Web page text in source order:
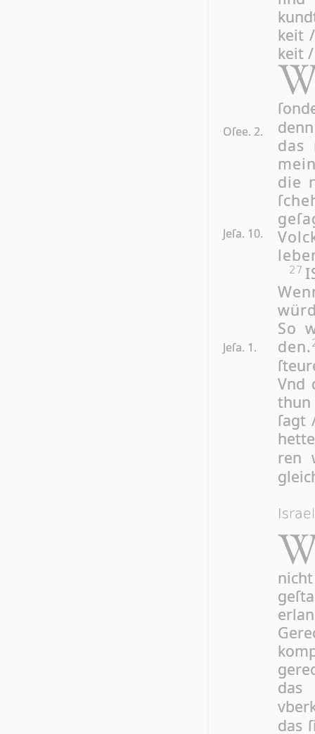
keit
keit
Oſee. 2.
Jeſa. 10.
Jeſa. 1.
das
die
27
So
den.
Vnd
ſagt
ren
das
das